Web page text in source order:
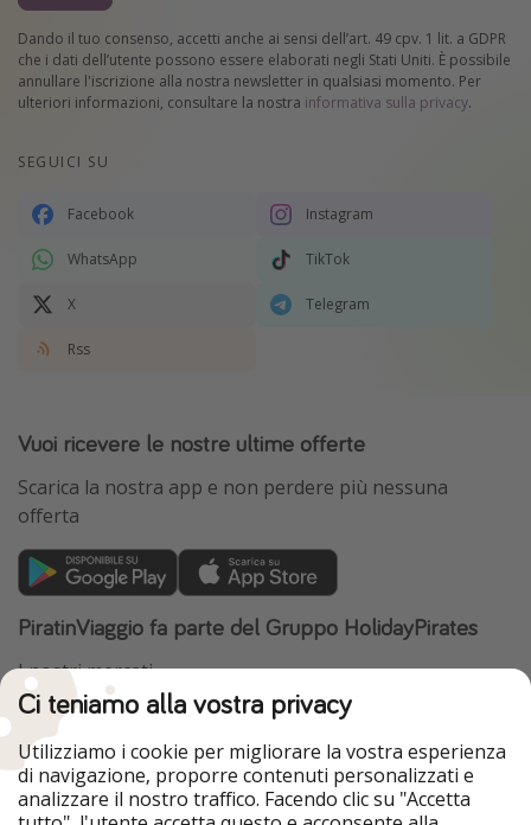
Dando il tuo consenso, accetti anche ai sensi dell’art. 49 cpv. 1 lit. a GDPR
che i dati dell’utente possono essere elaborati negli Stati Uniti. È possibile
annullare l'iscrizione alla nostra newsletter in qualsiasi momento. Per
ulteriori informazioni, consultare la nostra informativa sulla privacy.
SEGUICI SU
Facebook Instagram
WhatsApp TikTok
X Telegram
Rss
Vuoi ricevere le nostre ultime offerte
Scarica la nostra app e non perdere più nessuna
offerta
PiratinViaggio fa parte del Gruppo HolidayPirates
I nostri mercati
HolidayPirates
VakantiePiraten
WakacyjniPiraci
Ferienpiraten
Urlaubspiraten
Urlaubspiraten
ViajerosPiratas
TravelPirates
Ci teniamo alla vostra privacy
Utilizziamo i cookie per migliorare la vostra esperienza
di navigazione, proporre contenuti personalizzati e
analizzare il nostro traffico. Facendo clic su "Accetta